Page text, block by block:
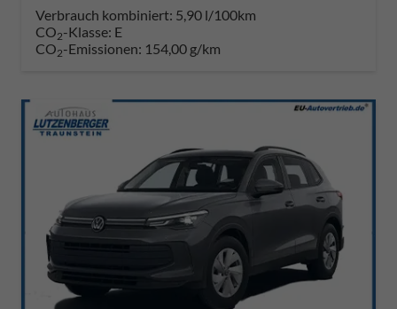
Verbrauch kombiniert: 5,90 l/100km
CO2-Klasse: E
CO2-Emissionen: 154,00 g/km